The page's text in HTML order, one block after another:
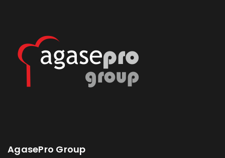
AgasePro Group